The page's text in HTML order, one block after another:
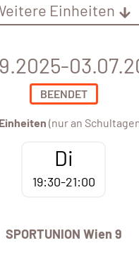
Einheiten
BEENDET
(nur an
Di
19:30-21:00
SPORTUNION Wien 9